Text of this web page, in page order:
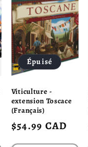
Épuisé
Viticulture -
extension Toscace
(Français)
Prix
habituel
$54.99 CAD